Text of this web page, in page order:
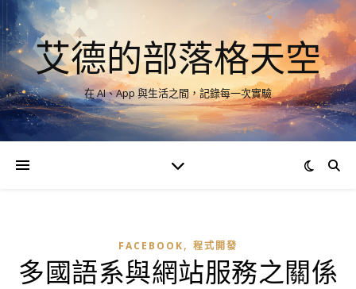
艾德的部落格天空
在 AI、App 與生活之間，記錄每一次實驗
FACEBOOK, 程式開發
多國語系與網站服務之關係